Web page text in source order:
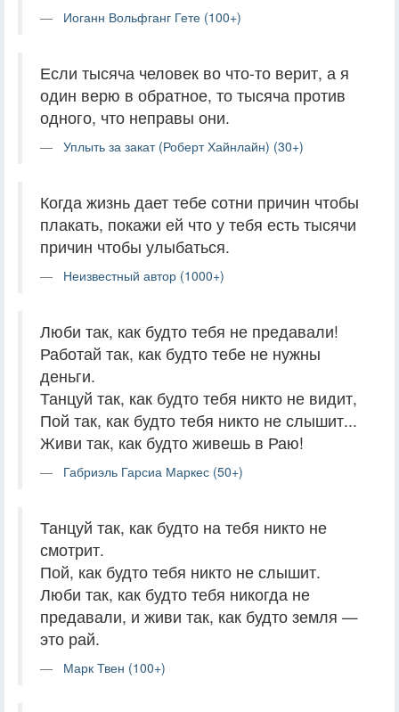
Иоганн Вольфганг Гете (100+)
Если тысяча человек во что-то верит, а я
один верю в обратное, то тысяча против
одного, что неправы они.
Уплыть за закат (Роберт Хайнлайн) (30+)
Когда жизнь дает тебе сотни причин чтобы
плакать, покажи ей что у тебя есть тысячи
причин чтобы улыбаться.
Неизвестный автор (1000+)
Люби так, как будто тебя не предавали!
Работай так, как будто тебе не нужны
деньги.
Танцуй так, как будто тебя никто не видит,
Пой так, как будто тебя никто не слышит...
Живи так, как будто живешь в Раю!
Габриэль Гарсиа Маркес (50+)
Танцуй так, как будто на тебя никто не
смотрит.
Пой, как будто тебя никто не слышит.
Люби так, как будто тебя никогда не
предавали, и живи так, как будто земля —
это рай.
Марк Твен (100+)